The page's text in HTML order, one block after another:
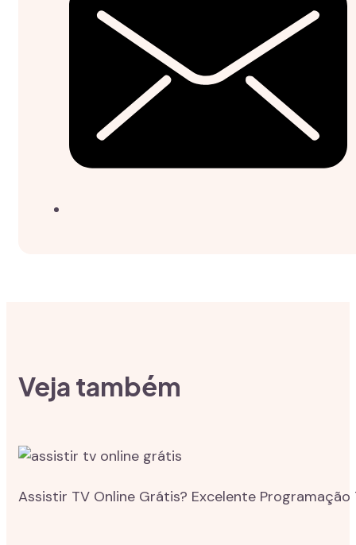
Veja também
Assistir TV Online Grátis? Excelente Programação